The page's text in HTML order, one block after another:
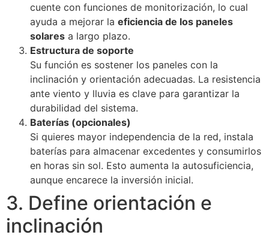
cuente con funciones de monitorización, lo cual
ayuda a mejorar la eficiencia de los paneles
solares a largo plazo.
Estructura de soporte
Su función es sostener los paneles con la
inclinación y orientación adecuadas. La resistencia
ante viento y lluvia es clave para garantizar la
durabilidad del sistema.
Baterías (opcionales)
Si quieres mayor independencia de la red, instala
baterías para almacenar excedentes y consumirlos
en horas sin sol. Esto aumenta la autosuficiencia,
aunque encarece la inversión inicial.
3. Define orientación e
inclinación